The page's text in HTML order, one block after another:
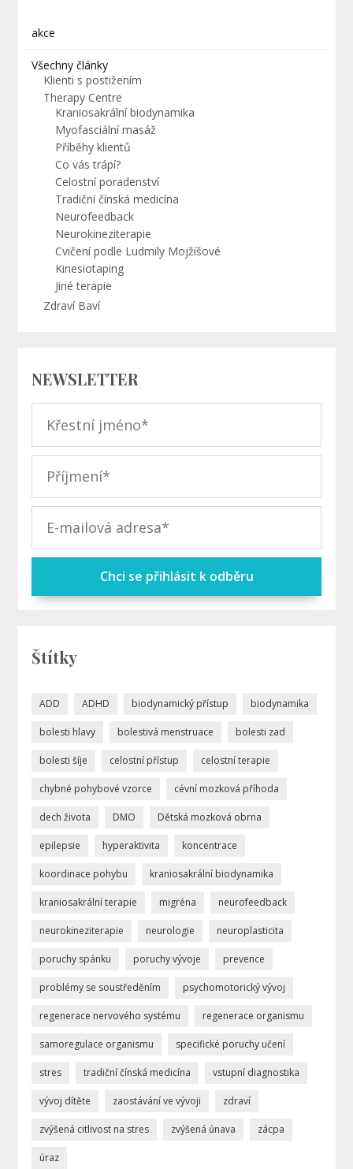
akce
Všechny články
Klienti s postižením
Therapy Centre
Kraniosakrální biodynamika
Myofasciální masáž
Příběhy klientů
Co vás trápí?
Celostní poradenství
Tradiční čínská medicína
Neurofeedback
Neurokineziterapie
Cvičení podle Ludmily Mojžíšové
Kinesiotaping
Jiné terapie
Zdraví Baví
NEWSLETTER
Chci se přihlásit k odběru
Štítky
ADD ADHD biodynamický přístup biodynamika
bolesti hlavy bolestivá menstruace bolesti zad
bolesti šíje celostní přístup celostní terapie
chybné pohybové vzorce cévní mozková příhoda
dech života DMO Dětská mozková obrna
epilepsie hyperaktivita koncentrace
koordinace pohybu kraniosakrální biodynamika
kraniosakrální terapie migréna neurofeedback
neurokineziterapie neurologie neuroplasticita
poruchy spánku poruchy vývoje prevence
problémy se soustředěním psychomotorický vývoj
regenerace nervového systému regenerace organismu
samoregulace organismu specifické poruchy učení
stres tradiční čínská medicína vstupní diagnostika
vývoj dítěte zaostávání ve vývoji zdraví
zvýšená citlivost na stres zvýšená únava zácpa
úraz